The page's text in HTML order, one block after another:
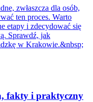
zwłaszcza dla osób,
ten proces. Warto
etapy i zdecydować się
Sprawdź, jak
w Krakowie.&nbsp;
fakty i praktyczny